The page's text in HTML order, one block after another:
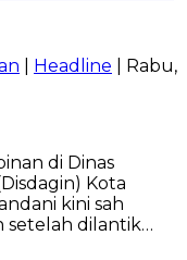
Headline | Rabu,
di Dinas
Kota
kini sah
setelah dilantik…